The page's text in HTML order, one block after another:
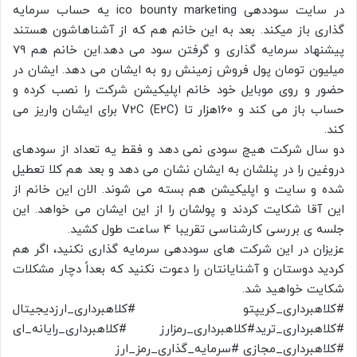
در سایت سوددهی ico bounty marketing یه حساب سرمایه
گذاری باز میکند. بعد به این خانم هم که از آشناهاشون هستند
پیشنهاد سرمایه گذاری و گرفتن سود می دهد.این خانم هم 79
میلیون تومان پول فروش زمینش رو به ایشان می دهد. ایشان در
حضور و روی موبایل خود خانم اپلیکیشن شرکت را نصب کرده و
حساب باز می کند و 160هزار تا V2C (E2C) برای ایشان واریز می
کند.
دو سال شرکت هیچ سودی نمی دهد و فقط یه تعداد از سودهای
دروغین را در پنلشان به ایشان نشان می دهد و بعد هم کلا تعطیل
شده و سایت و اپلیکیشن هم بسته می شوند. الان این خانم از
این آقا شکایت کردند و پولشان را از این ایشان می خواهد. این
جلسه ی بررسی کارشناسی تقریبا 4 ساعت طول کشید.
عزیزان در این شرکت های سوددهی سرمایه گذاری نکنید، اگر هم
کردید دوستان و آشنایانتان را دعوت نکنید که بعداً دچار مشکلات
شکایت خواهید شد.
#کلاهبرداری_کریپتو #کلاهبرداری_ارزدیجیتال
#کلاهبرداری_ترید#کلاهبرداری_رمزارز #کلاهبرداری_رایانه_ای
#کلاهبرداری_مجازی #سرمایه_گذاری_رمز_ارز